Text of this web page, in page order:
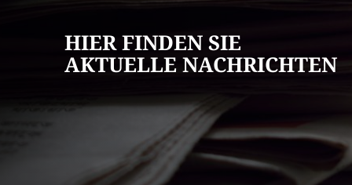
Mängel melden
Wahlen
HIER FINDEN SIE
AKTUELLE NACHRICHTEN